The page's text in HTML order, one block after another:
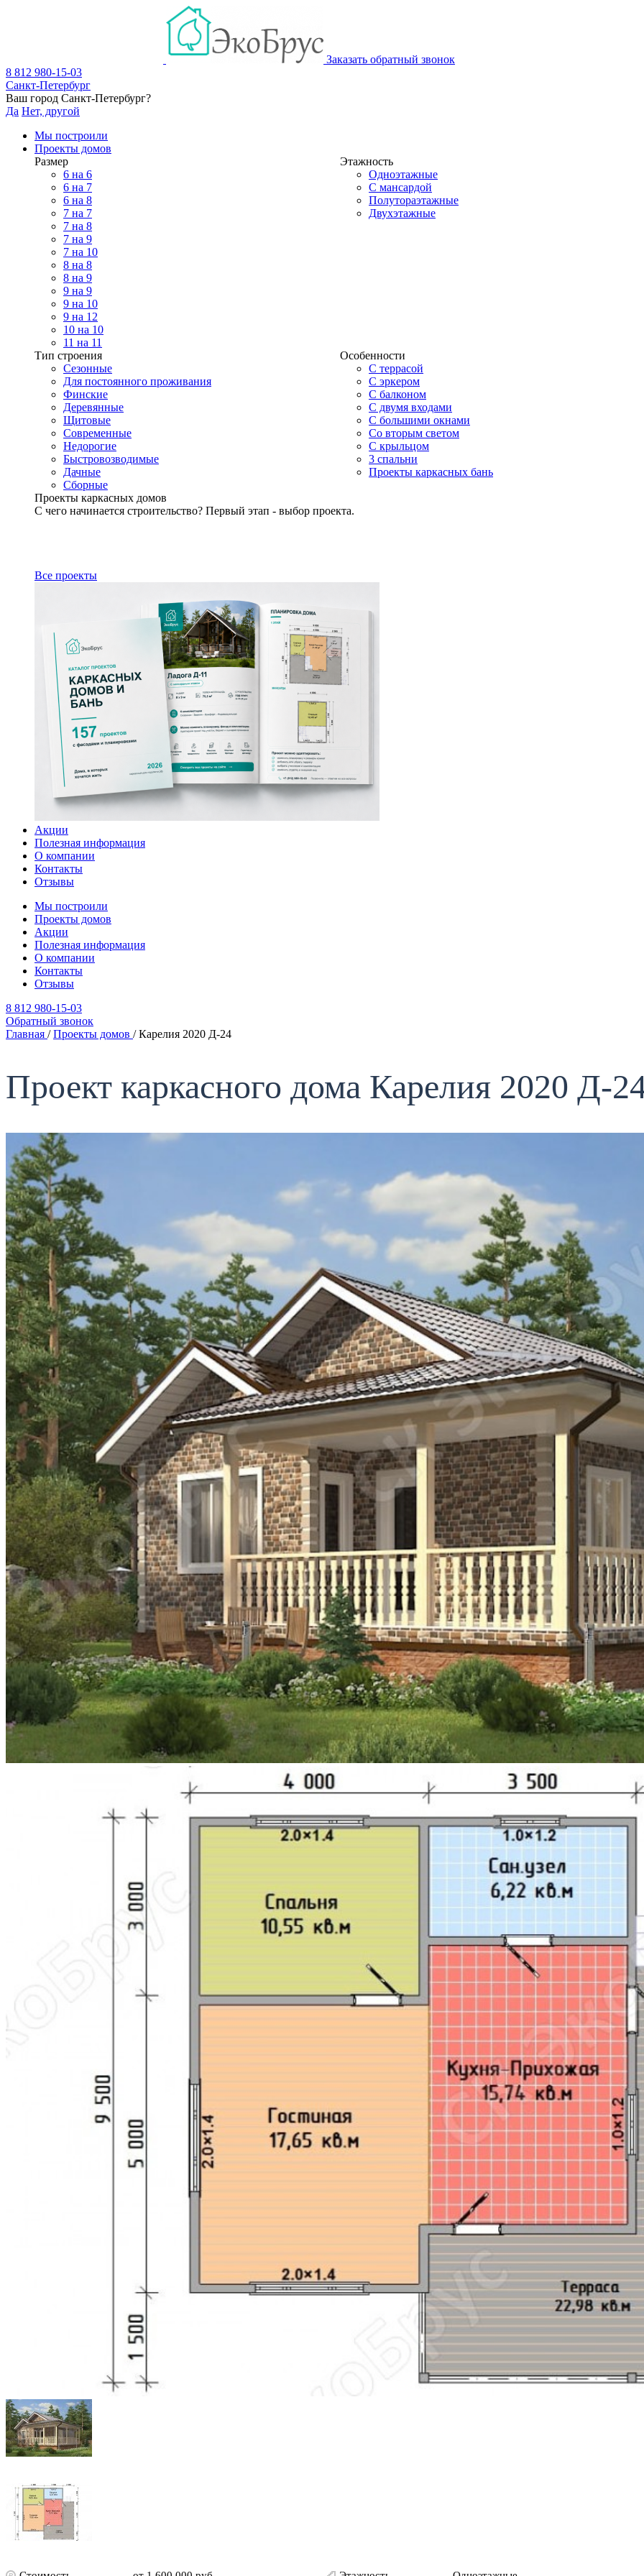
Заказать обратный звонок
8 812 980-15-03
Санкт-Петербург
Ваш город Санкт-Петербург?
Да Нет, другой
Мы построили
Проекты домов
Размер
6 на 6
6 на 7
6 на 8
7 на 7
7 на 8
7 на 9
7 на 10
8 на 8
8 на 9
9 на 9
9 на 10
9 на 12
10 на 10
11 на 11
Этажность
Одноэтажные
С мансардой
Полутораэтажные
Двухэтажные
Тип строения
Сезонные
Для постоянного проживания
Финские
Деревянные
Щитовые
Современные
Недорогие
Быстровозводимые
Дачные
Сборные
Особенности
С террасой
С эркером
С балконом
С двумя входами
С большими окнами
Со вторым светом
С крыльцом
3 спальни
Проекты каркасных бань
Проекты каркасных домов
С чего начинается строительство? Первый этап - выбор проекта.
Все проекты
Акции
Полезная информация
О компании
Контакты
Отзывы
Мы построили
Проекты домов
Акции
Полезная информация
О компании
Контакты
Отзывы
8 812 980-15-03
Обратный звонок
Главная / Проекты домов / Карелия 2020 Д-24
Проект каркасного дома Карелия 2020 Д-